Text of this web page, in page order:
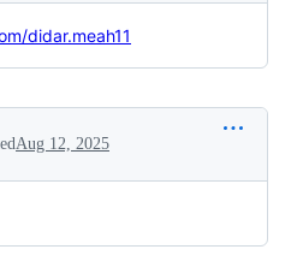
didar.meah11
Aug 12, 2025